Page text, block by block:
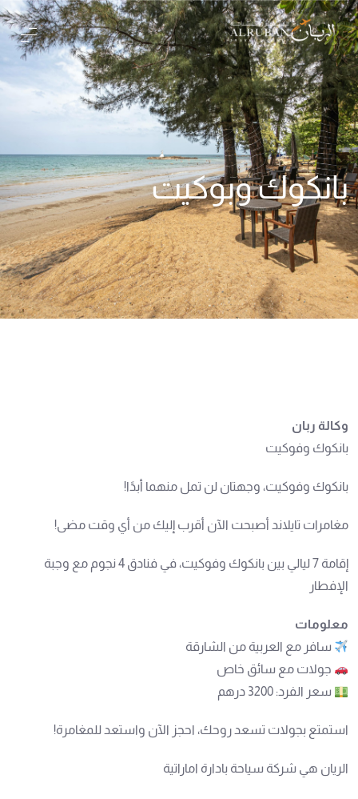
بانكوك وبوكيت
وكالة ربان
بانكوك وفوكيت
بانكوك وفوكيت، وجهتان لن تمل منهما أبدًا!
مغامرات تايلاند أصبحت الآن أقرب إليك من أي وقت مضى!
إقامة 7 ليالي بين بانكوك وفوكيت، في فنادق 4 نجوم مع وجبة
الإفطار
معلومات
سافر مع العربية من الشارقة
جولات مع سائق خاص
سعر الفرد: 3200 درهم
استمتع بجولات تسعد روحك، احجز الآن واستعد للمغامرة!
الريان هي شركة سياحة بادارة اماراتية